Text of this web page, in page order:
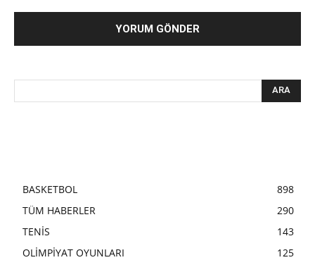
BASKETBOL
898
TÜM HABERLER
290
TENİS
143
OLİMPİYAT OYUNLARI
125